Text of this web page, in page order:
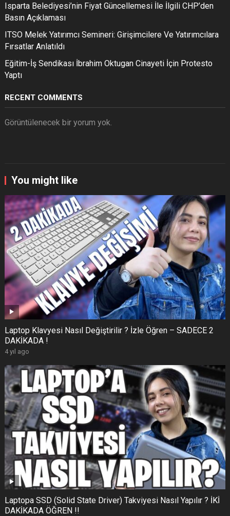
Isparta Belediyesi’nin Fiyat Güncellemesi İle İlgili CHP’den
Basın Açıklaması
ITSO Melek Yatırımcı Semineri: Girişimcilere Ve Yatırımcılara
Fırsatlar Anlatıldı
Eğitim-İş Sendikası İbrahim Oktugan Cinayeti İçin Protesto
Yaptı
RECENT COMMENTS
Görüntülenecek bir yorum yok.
You might like
Laptop Klavyesi Nasıl Değiştirilir ? İzle Öğren – SADECE 2
DAKİKADA !
4 yıl ago
Laptopa SSD (Solid State Driver) Takviyesi Nasıl Yapılır ? İKİ
DAKİKADA ÖĞREN !!